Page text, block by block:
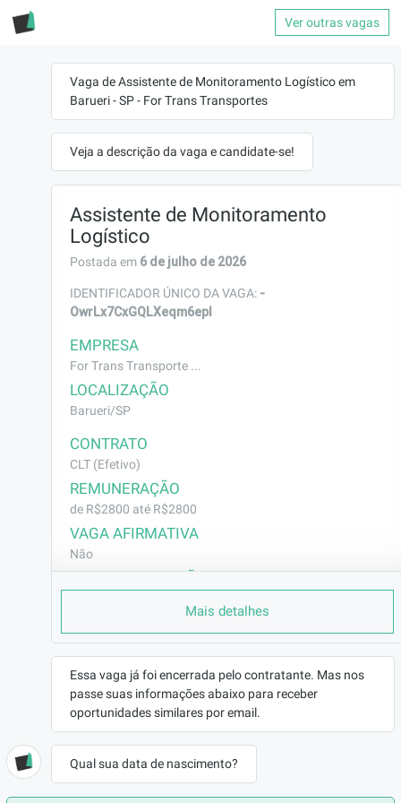
Ver outras vagas
Vaga de Assistente de Monitoramento Logístico em
Barueri - SP - For Trans Transportes
Veja a descrição da vaga e candidate-se!
Assistente de Monitoramento
Logístico
Postada em 6 de julho de 2026
IDENTIFICADOR ÚNICO DA VAGA: -
OwrLx7CxGQLXeqm6epI
EMPRESA
For Trans Transporte ...
LOCALIZAÇÃO
Barueri/SP
CONTRATO
CLT (Efetivo)
REMUNERAÇÃO
de R$2800 até R$2800
VAGA AFIRMATIVA
Não
BENEFÍCIOS
• Cesta básica
• Wellhub (plano de academia)
• Vale Refeição: R$ 35,00 por dia
DESCRIÇÃO
Empresa situada na Av. Lourenço Zacaro, 380
Mais detalhes
Essa vaga já foi encerrada pelo contratante. Mas nos
passe suas informações abaixo para receber
oportunidades similares por email.
Qual sua data de nascimento?